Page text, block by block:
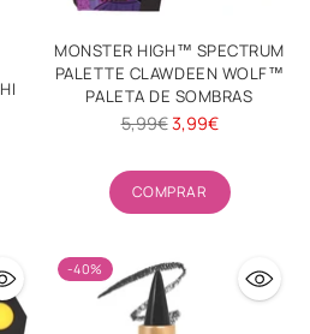
MONSTER HIGH™ SPECTRUM
PALETTE CLAWDEEN WOLF™
PALETA DE SOMBRAS
Precio
5,99€3,99€
COMPRAR
Cantidad
-40%